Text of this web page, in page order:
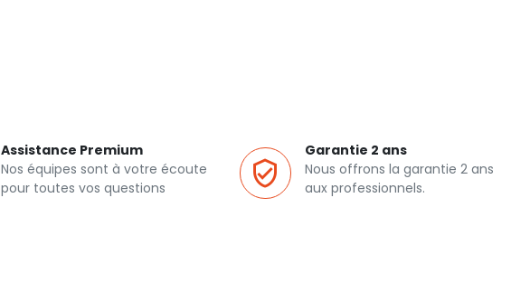
Assistance Premium
Nos équipes sont à votre écoute
pour toutes vos questions
Garantie 2 ans
Nous offrons la garantie 2 ans
aux professionnels.